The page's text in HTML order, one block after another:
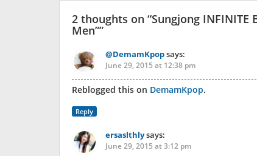
2 thoughts on “Sungjong INFINITE
Men””
@DemamKpopsays:
June 29, 2015 at 12:38 pm
Reblogged this on DemamKpop.
Reply
ersaslthlysays:
June 29, 2015 at 3:12 pm